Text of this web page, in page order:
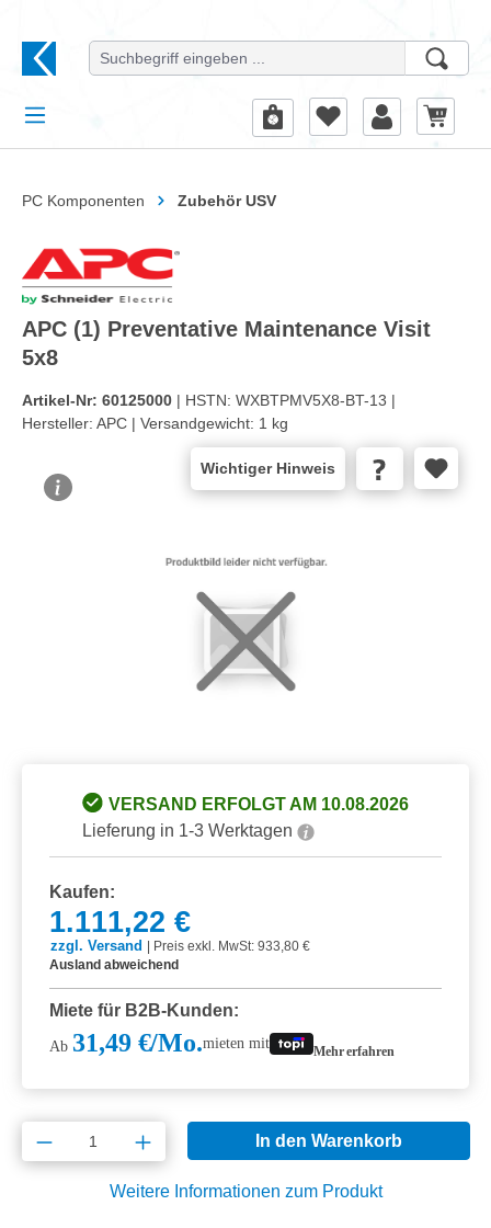
PC Komponenten Zubehör USV
APC (1) Preventative Maintenance Visit
5x8
Artikel-Nr: 60125000 | HSTN: WXBTPMV5X8-BT-13 |
Hersteller: APC | Versandgewicht: 1 kg
Wichtiger Hinweis
VERSAND ERFOLGT AM 10.08.2026
Lieferung in 1-3 Werktagen
Kaufen:
1.111,22 €
zzgl. Versand
Preis exkl. MwSt: 933,80 €
Ausland abweichend
Miete für B2B-Kunden:
Ab 31,49 €/Mo.mieten mit Mehr erfahren
Produkt Anzahl: Gib den gewünschten
In den Warenkorb
Weitere Informationen zum Produkt